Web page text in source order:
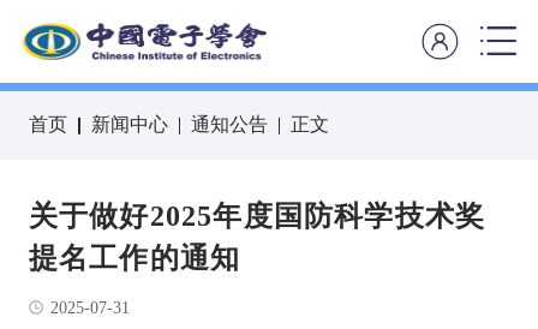
首页 新闻中心 通知公告 正文
关于做好2025年度国防科学技术奖
提名工作的通知
2025-07-31